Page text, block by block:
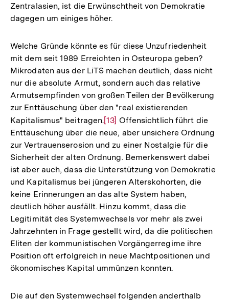
Zentralasien, ist die Erwünschtheit von Demokratie
dagegen um einiges höher.
Welche Gründe könnte es für diese Unzufriedenheit
mit dem seit 1989 Erreichten in Osteuropa geben?
Mikrodaten aus der LiTS machen deutlich, dass nicht
nur die absolute Armut, sondern auch das relative
Armutsempfinden von großen Teilen der Bevölkerung
zur Enttäuschung über den "real existierenden
Kapitalismus" beitragen.Zur
Auflösung
der
Fußnote
[13] Offensichtlich führt die
Enttäuschung über die neue, aber unsichere Ordnung
zur Vertrauenserosion und zu einer Nostalgie für die
Sicherheit der alten Ordnung. Bemerkenswert dabei
ist aber auch, dass die Unterstützung von Demokratie
und Kapitalismus bei jüngeren Alterskohorten, die
keine Erinnerungen an das alte System haben,
deutlich höher ausfällt. Hinzu kommt, dass die
Legitimität des Systemwechsels vor mehr als zwei
Jahrzehnten in Frage gestellt wird, da die politischen
Eliten der kommunistischen Vorgängerregime ihre
Position oft erfolgreich in neue Machtpositionen und
ökonomisches Kapital ummünzen konnten.
Die auf den Systemwechsel folgenden anderthalb